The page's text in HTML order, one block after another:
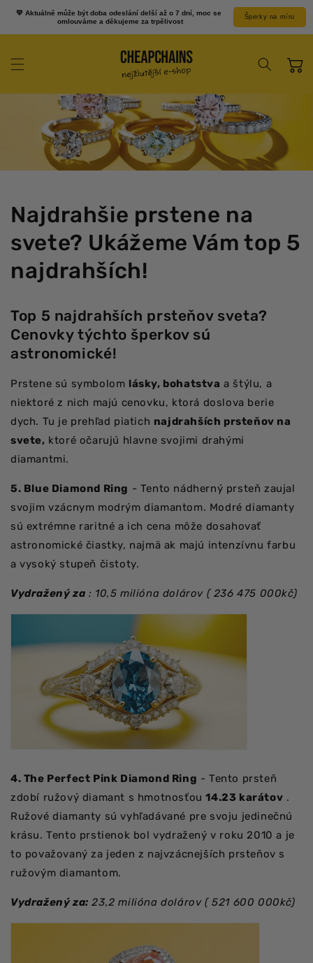
💛 Aktuálně může být doba odeslání delší až o 7 dní, moc se
omlouváme a děkujeme za trpělivost
Šperky na míru
Prejsť k
Košík
Najdrahšie prstene na
svete? Ukážeme Vám top 5
najdrahších!
Top 5 najdrahších prsteňov sveta?
Cenovky týchto šperkov sú
astronomické!
Prstene sú symbolom lásky, bohatstva a štýlu, a
niektoré z nich majú cenovku, ktorá doslova berie
dych. Tu je prehľad piatich najdrahších prsteňov na
svete, ktoré očarujú hlavne svojimi drahými
diamantmi.
5. Blue Diamond Ring - Tento nádherný prsteň zaujal
svojim vzácnym modrým diamantom. Modré diamanty
sú extrémne raritné a ich cena môže dosahovať
astronomické čiastky, najmä ak majú intenzívnu farbu
a vysoký stupeň čistoty.
Vydražený za : 10,5 milióna dolárov ( 236 475 000kč)
4. The Perfect Pink Diamond Ring - Tento prsteň
zdobí ružový diamant s hmotnosťou14.23 karátov .
Ružové diamanty sú vyhľadávané pre svoju jedinečnú
krásu. Tento prstienok bol vydražený v roku 2010 a je
to považovaný za jeden z najvzácnejších prsteňov s
ružovým diamantom.
Vydražený za: 23,2 milióna dolárov (521 600 000kč)